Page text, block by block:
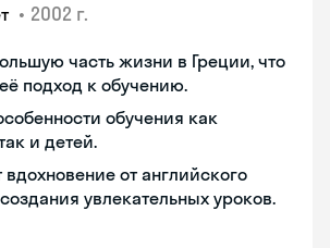
• 2002 г.
часть жизни в Греции, что
подход к обучению.
обучения как
и детей.
вдохновение от английского
увлекательных уроков.